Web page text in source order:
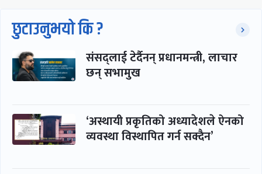
छुटाउनुभयो कि ?
संसद्लाई टेर्दैनन् प्रधानमन्त्री, लाचार
छन् सभामुख
‘अस्थायी प्रकृतिको अध्यादेशले ऐनको
व्यवस्था विस्थापित गर्न सक्दैन’